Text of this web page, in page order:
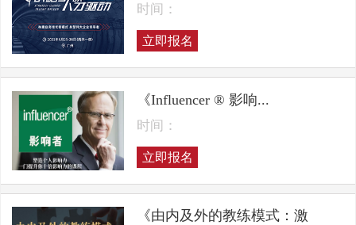
时间：
立即报名
《Influencer ® 影响...
时间：
立即报名
《由内及外的教练模式：激